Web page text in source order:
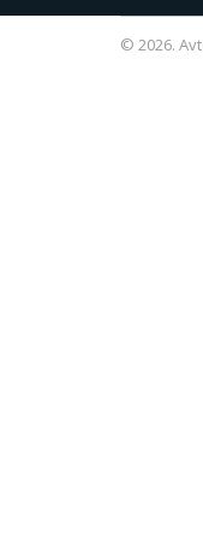
© 2026.